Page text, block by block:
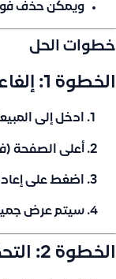
ويمكن حذف
خطوات الحل
الخطوة 1: إلغاء التصفية (إعادة تعيين)
ادخل إلى
أعلى الصفحة
اضغط على
سيتم عرض جميع
الخطوة 2: التحقق من صلاحيات المواقع